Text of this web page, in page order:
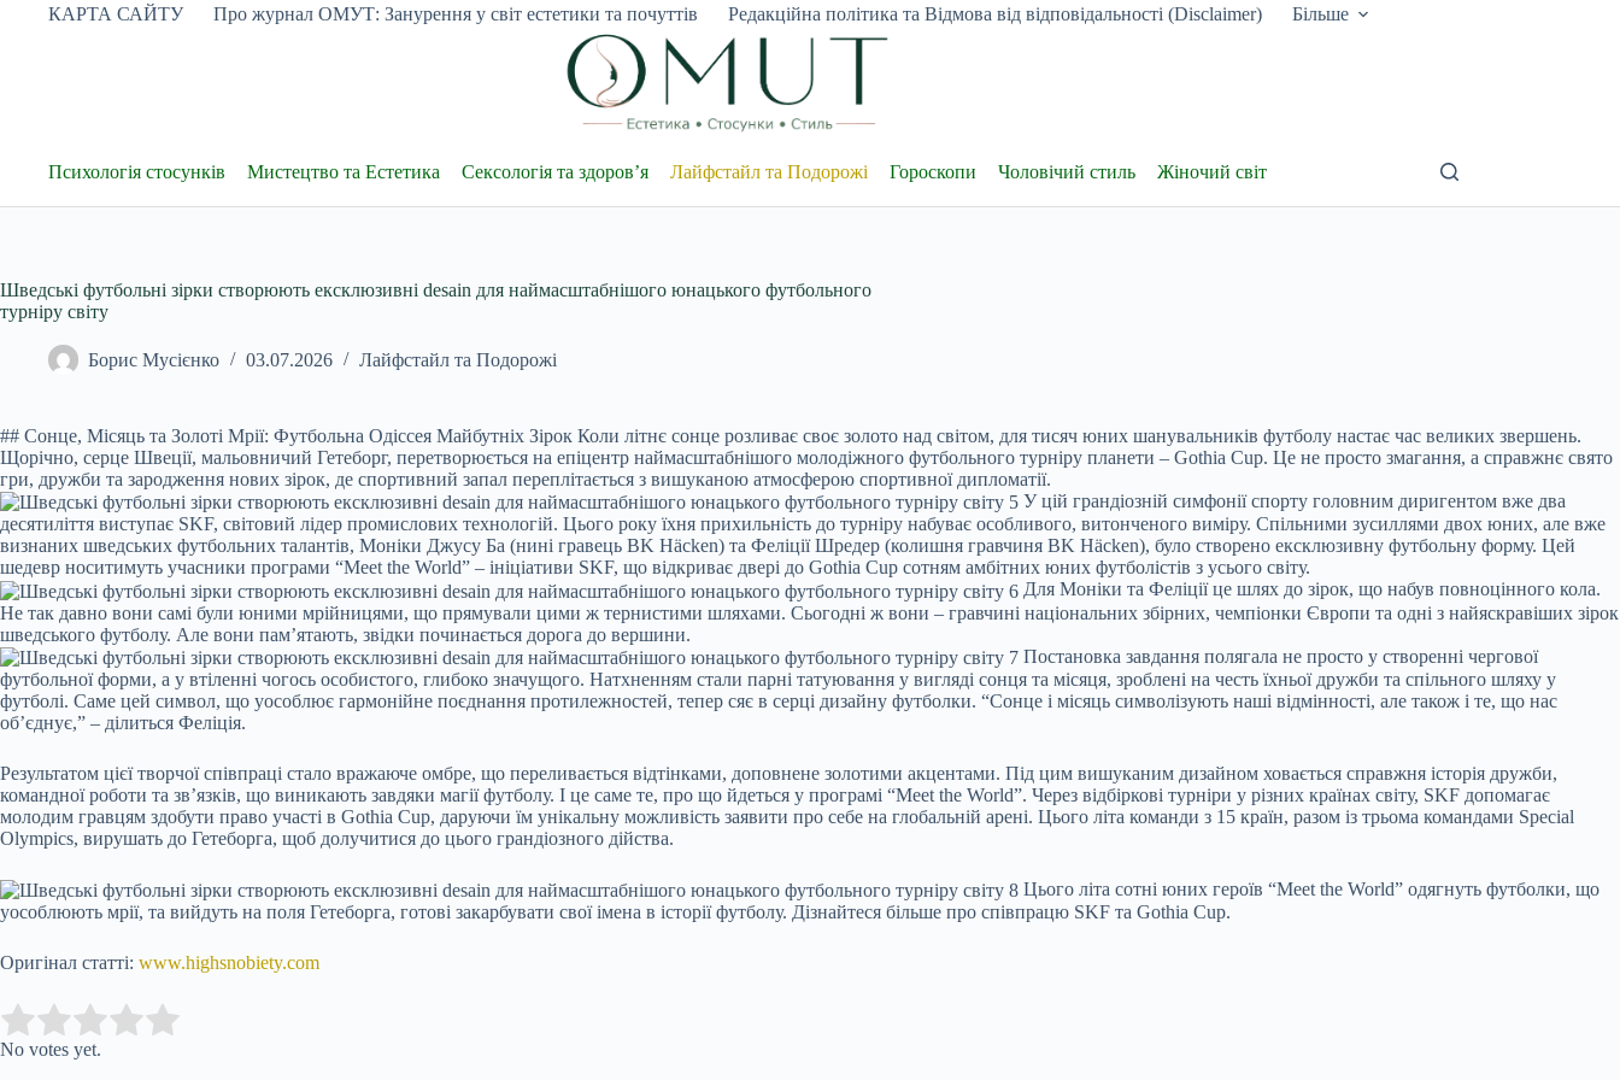
ПерейтиКАРТА САЙТУ Про журнал ОМУТ: Занурення у світ естетики та почуттів Редакційна політика та Відмова від відповідальності (Disclaimer) Більше
Психологія стосунків Мистецтво та Естетика Сексологія та здоров’я Лайфстайл та Подорожі Гороскопи Чоловічий стиль Жіночий світ
Шведські футбольні зірки створюють ексклюзивні desain для наймасштабнішого юнацького футбольного
турніру світу
Борис Мусієнко 03.07.2026 Лайфстайл та Подорожі
## Сонце, Місяць та Золоті Мрії: Футбольна Одіссея Майбутніх Зірок Коли літнє сонце розливає своє золото над світом, для тисяч юних шанувальників футболу настає час великих звершень.
Щорічно, серце Швеції, мальовничий Гетеборг, перетворюється на епіцентр наймасштабнішого молодіжного футбольного турніру планети – Gothia Cup. Це не просто змагання, а справжнє свято
гри, дружби та зародження нових зірок, де спортивний запал переплітається з вишуканою атмосферою спортивної дипломатії.
У цій грандіозній симфонії спорту головним диригентом вже два
десятиліття виступає SKF, світовий лідер промислових технологій. Цього року їхня прихильність до турніру набуває особливого, витонченого виміру. Спільними зусиллями двох юних, але вже
визнаних шведських футбольних талантів, Моніки Джусу Ба (нині гравець BK Häcken) та Феліції Шредер (колишня гравчиня BK Häcken), було створено ексклюзивну футбольну форму. Цей
шедевр носитимуть учасники програми “Meet the World” – ініціативи SKF, що відкриває двері до Gothia Cup сотням амбітних юних футболістів з усього світу.
Для Моніки та Феліції це шлях до зірок, що набув повноцінного кола.
Не так давно вони самі були юними мрійницями, що прямували цими ж тернистими шляхами. Сьогодні ж вони – гравчині національних збірних, чемпіонки Європи та одні з найяскравіших зірок
шведського футболу. Але вони пам’ятають, звідки починається дорога до вершини.
Постановка завдання полягала не просто у створенні чергової
футбольної форми, а у втіленні чогось особистого, глибоко значущого. Натхненням стали парні татуювання у вигляді сонця та місяця, зроблені на честь їхньої дружби та спільного шляху у
футболі. Саме цей символ, що уособлює гармонійне поєднання протилежностей, тепер сяє в серці дизайну футболки. “Сонце і місяць символізують наші відмінності, але також і те, що нас
об’єднує,” – ділиться Феліція.
Результатом цієї творчої співпраці стало вражаюче омбре, що переливається відтінками, доповнене золотими акцентами. Під цим вишуканим дизайном ховається справжня історія дружби,
командної роботи та зв’язків, що виникають завдяки магії футболу. І це саме те, про що йдеться у програмі “Meet the World”. Через відбіркові турніри у різних країнах світу, SKF допомагає
молодим гравцям здобути право участі в Gothia Cup, даруючи їм унікальну можливість заявити про себе на глобальній арені. Цього літа команди з 15 країн, разом із трьома командами Special
Olympics, вирушать до Гетеборга, щоб долучитися до цього грандіозного дійства.
Цього літа сотні юних героїв “Meet the World” одягнуть футболки, що
уособлюють мрії, та вийдуть на поля Гетеборга, готові закарбувати свої імена в історії футболу. Дізнайтеся більше про співпрацю SKF та Gothia Cup.
Оригінал статті: www.highsnobiety.com
Rate this item:
No votes yet.